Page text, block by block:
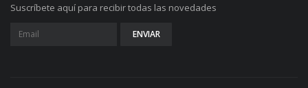
Suscríbete aquí para recibir todas las novedades